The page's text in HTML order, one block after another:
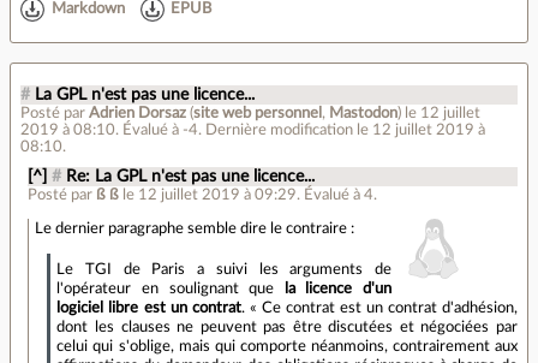
Markdown EPUB
# La GPL n'est pas une licence...
Posté par Adrien Dorsaz (site web personnel , Mastodon) le 12 juillet
2019 à 08:10. Évalué à -4. Dernière modification le 12 juillet 2019 à
08:10.
[^] # Re: La GPL n'est pas une licence...
Posté par ß ß le 12 juillet 2019 à 09:29. Évalué à4.
Le dernier paragraphe semble dire le contraire :
Le TGI de Paris a suivi les arguments de
l'opérateur en soulignant que
la licence d'un
logiciel libre est un contrat. « Ce contrat est un contrat d'adhésion,
dont les clauses ne peuvent pas être discutées et négociées par
celui qui s'oblige, mais qui comporte néanmoins, contrairement aux